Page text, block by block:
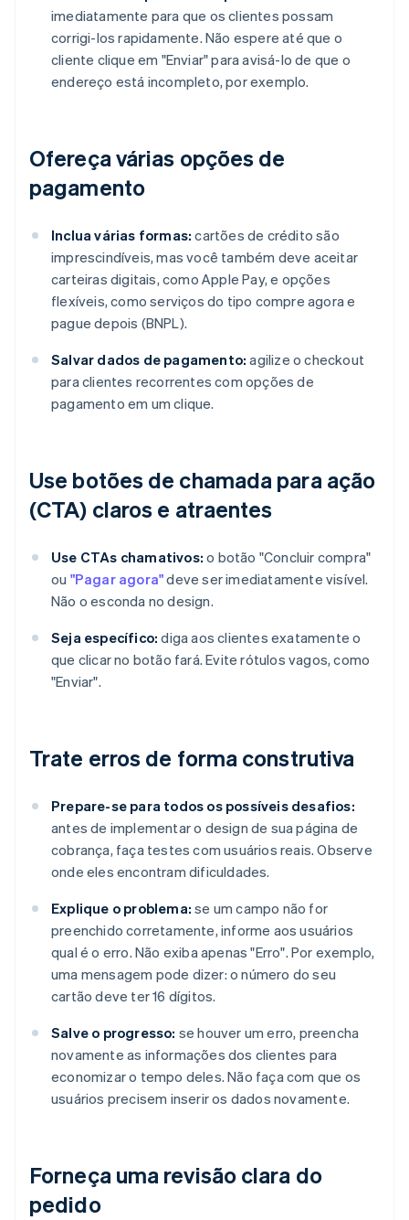
imediatamente para que os clientes possam
corrigi-los rapidamente. Não espere até que o
cliente clique em "Enviar" para avisá-lo de que o
endereço está incompleto, por exemplo.
Ofereça várias opções de
pagamento
Inclua várias formas: cartões de crédito são
imprescindíveis, mas você também deve aceitar
carteiras digitais, como Apple Pay, e opções
flexíveis, como serviços do tipo compre agora e
pague depois (BNPL).
Salvar dados de pagamento: agilize o checkout
para clientes recorrentes com opções de
pagamento em um clique.
Use botões de chamada para ação
(CTA) claros e atraentes
Use CTAs chamativos: o botão "Concluir compra"
ou "Pagar agora"deve ser imediatamente visível.
Não o esconda no design.
Seja específico: diga aos clientes exatamente o
que clicar no botão fará. Evite rótulos vagos, como
"Enviar".
Trate erros de forma construtiva
Prepare-se para todos os possíveis desafios:
antes de implementar o design de sua página de
cobrança, faça testes com usuários reais. Observe
onde eles encontram dificuldades.
Explique o problema: se um campo não for
preenchido corretamente, informe aos usuários
qual é o erro. Não exiba apenas "Erro". Por exemplo,
uma mensagem pode dizer: o número do seu
cartão deve ter 16 dígitos.
Salve o progresso: se houver um erro, preencha
novamente as informações dos clientes para
economizar o tempo deles. Não faça com que os
usuários precisem inserir os dados novamente.
Forneça uma revisão clara do
pedido